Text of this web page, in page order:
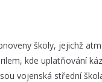
školy, jejichž
kde uplatňování
vojenská střední